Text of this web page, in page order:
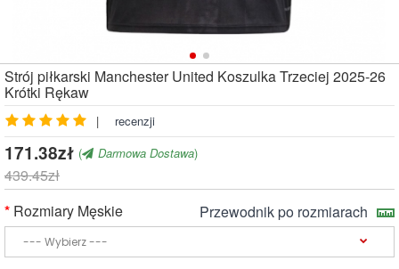
Strój piłkarski Manchester United Koszulka Trzeciej 2025-26
Krótki Rękaw
| recenzji
171.38zł ( Darmowa Dostawa)
439.45zł
Rozmiary Męskie
Przewodnik po rozmiarach